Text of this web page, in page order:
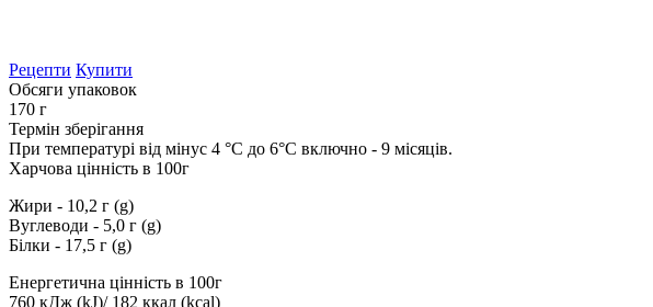
Рецепти Купити
Обсяги упаковок
170 г
Термін зберігання
При температурі від мінус 4 °С до 6°С включно - 9 місяців.
Харчова цінність в 100г
Жири - 10,2 г (g)
Вуглеводи - 5,0 г (g)
Білки - 17,5 г (g)
Енергетична цінність в 100г
760 кДж (kJ)/ 182 ккал (kcal)